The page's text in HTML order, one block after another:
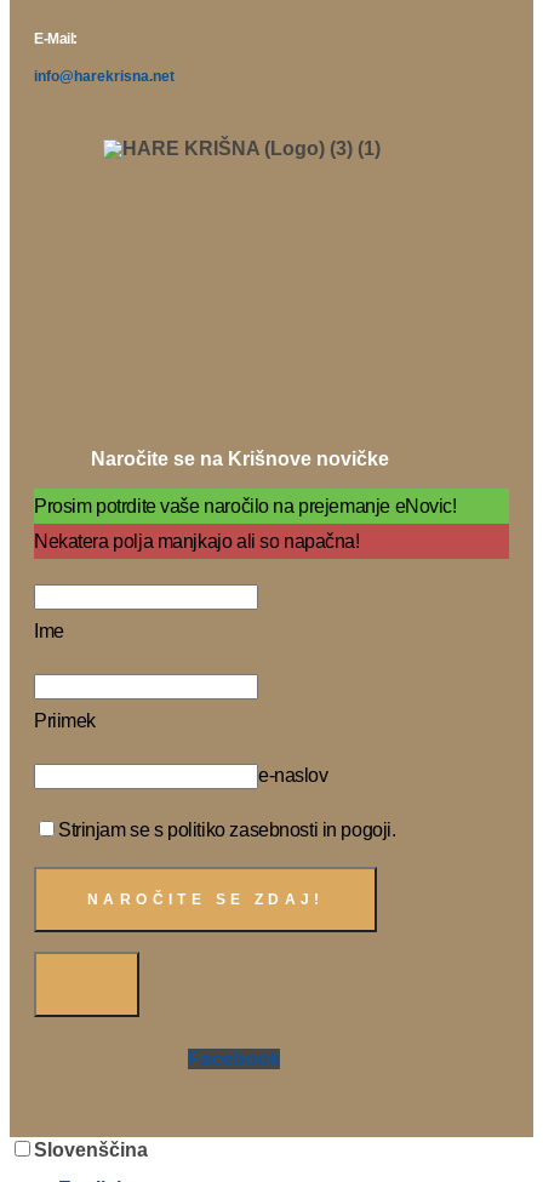
E-Mail:
info@harekrisna.net
Naročite se na Krišnove novičke
Prosim potrdite vaše naročilo na prejemanje eNovic!
Nekatera polja manjkajo ali so napačna!
Ime
Priimek
e-naslov
Strinjam se s politiko zasebnosti in pogoji.
Facebook
Slovenščina